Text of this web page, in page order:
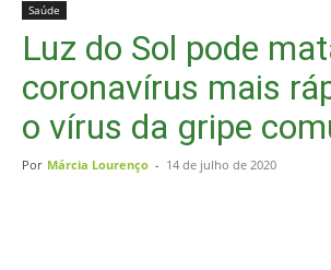
Saúde
Luz do Sol pode
coronavírus mais
o vírus da gripe
Por Márcia Lourenço - 14 de julho de 2020